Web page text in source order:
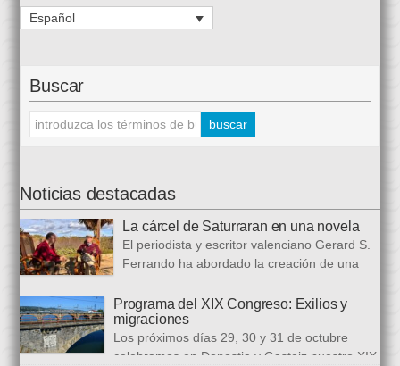
Español
Buscar
Noticias destacadas
La cárcel de Saturraran en una novela
El periodista y escritor valenciano Gerard S.
Ferrando ha abordado la creación de una
realidad actual, con numerosas referencias al pasado. El ciclo
se inició en 2024 con Cariño, soy un iai@flauta, continuó en
2025 con Los abrazos aplazados y finalizará con Las
ausencias que heredamos, directamente ligada […]
Programa del XIX Congreso: Exilios y
migraciones
Los próximos días 29, 30 y 31 de octubre
celebramos en Donostia y Gasteiz nuestro XIX